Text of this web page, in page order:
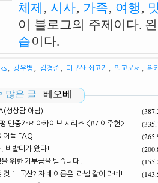
체제 , 시사, 가족, 여행 ,
이 블로그의 주제이다.
습이다.
광우병 김경준 미구산 쇠고기 외교문서 위
많은 글 | 베오베
성상담 아님)
민중가요 아카이브 시리즈 <#7 이주헌>
어플 FAQ
비발디가 왔다!
위한 기부금을 받습니다!
것 1. 국산? 자네 이름은 '라벨 갈이'라네!